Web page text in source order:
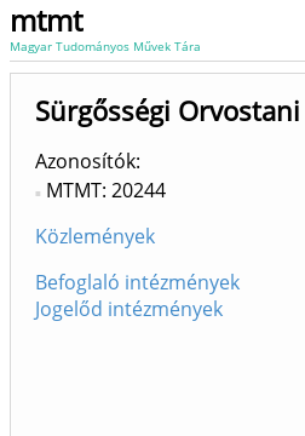
mtmt
Magyar Tudományos Művek Tára
Sürgősségi
Azonosítók
MTMT: 20244
Közlemények
Befoglaló intézmények
Jogelőd intézmények